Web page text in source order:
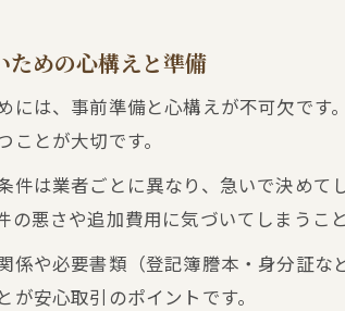
一軒家の不動
一軒家査定の
一軒家買取の
ための心構えと準備
には、事前準備と心構えが不可欠で
とが大切です。
件は業者ごとに異なり、急いで決め
の悪さや追加費用に気づいてしまうこ
係や必要書類（登記簿謄本・身分証
安心取引のポイントです。